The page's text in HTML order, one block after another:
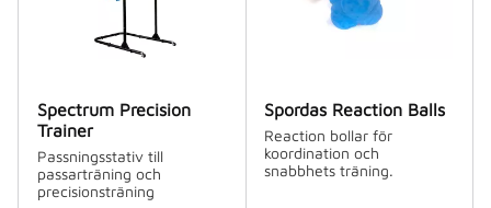
Spectrum Precision
Trainer
Passningsstativ till
passarträning och
precisionsträning
Spordas Reaction Balls
Reaction bollar för
koordination och
snabbhets träning.